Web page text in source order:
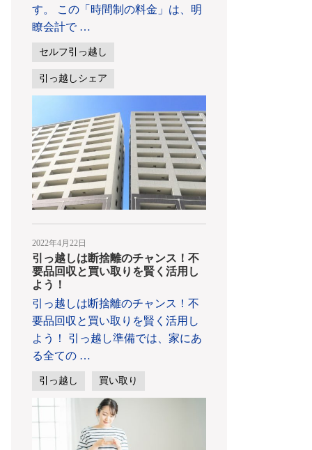
す。 この「時間制の料金」は、明
瞭会計で …
セルフ引っ越し
引っ越しシェア
2022年4月22日
引っ越しは断捨離のチャンス！不
要品回収と買い取りを賢く活用し
よう！
引っ越しは断捨離のチャンス！不
要品回収と買い取りを賢く活用し
よう！ 引っ越し準備では、家にあ
る全ての …
引っ越し 買い取り